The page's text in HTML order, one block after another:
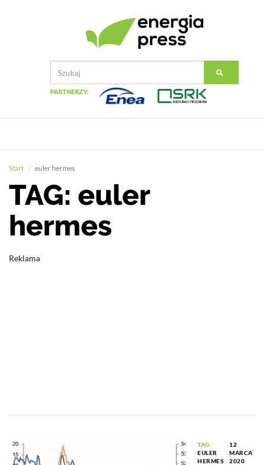
PARTNERZY:
Start euler hermes
TAG: euler
hermes
Reklama
TAG:
EULER
HERMES
12
MARCA
2020